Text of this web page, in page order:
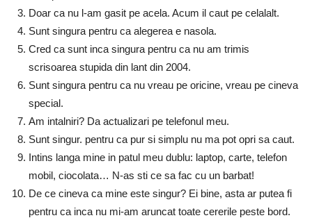
Doar ca nu l-am gasit pe acela. Acum il caut pe celalalt.
Sunt singura pentru ca alegerea e nasola.
Cred ca sunt inca singura pentru ca nu am trimis
scrisoarea stupida din lant din 2004.
Sunt singura pentru ca nu vreau pe oricine, vreau pe cineva
special.
Am intalniri? Da actualizari pe telefonul meu.
Sunt singur. pentru ca pur si simplu nu ma pot opri sa caut.
Intins langa mine in patul meu dublu: laptop, carte, telefon
mobil, ciocolata… N-as sti ce sa fac cu un barbat!
De ce cineva ca mine este singur? Ei bine, asta ar putea fi
pentru ca inca nu mi-am aruncat toate cererile peste bord.